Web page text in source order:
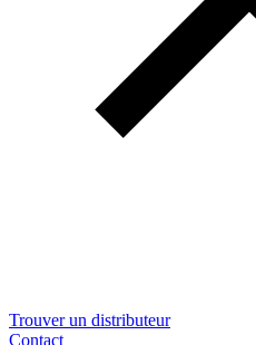
Trouver un distributeur
Contact